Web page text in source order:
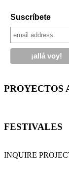
Suscríbete
PROYECTOS
FESTIVALES
INQUIRE